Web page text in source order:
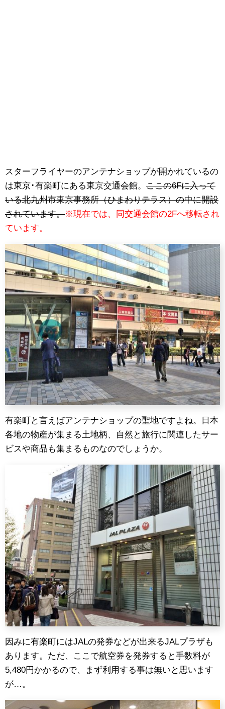
スターフライヤーのアンテナショップが開かれているの
は東京･有楽町にある東京交通会館。 ここの6Fに入って
いる北九州市東京事務所（ひまわりテラス）の中に開設
されています。※現在では、同交通会館の2Fへ移転され
ています。
有楽町と言えばアンテナショップの聖地ですよね。日本
各地の物産が集まる土地柄、自然と旅行に関連したサー
ビスや商品も集まるものなのでしょうか。
因みに有楽町にはJALの発券などが出来るJALプラザも
あります。ただ、ここで航空券を発券すると手数料が
5,480円かかるので、まず利用する事は無いと思います
が…。